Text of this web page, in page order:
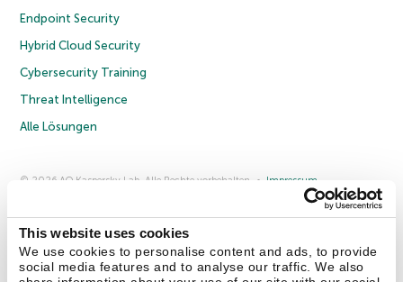
This website uses cookies
We use cookies to personalise content and ads, to provide
social media features and to analyse our traffic. We also
Endpoint Security
Hybrid Cloud Security
Cybersecurity Training
Threat Intelligence
Alle Lösungen
© 2026 AO Kaspersky Lab. Alle Rechte vorbehalten.
Impressum
Lizenzvereinbarung B2B
Anmeldung zum Newsletter für B2B-Vertriebspartner
Kontakt Über uns Partner Blog
Weitere Informationen